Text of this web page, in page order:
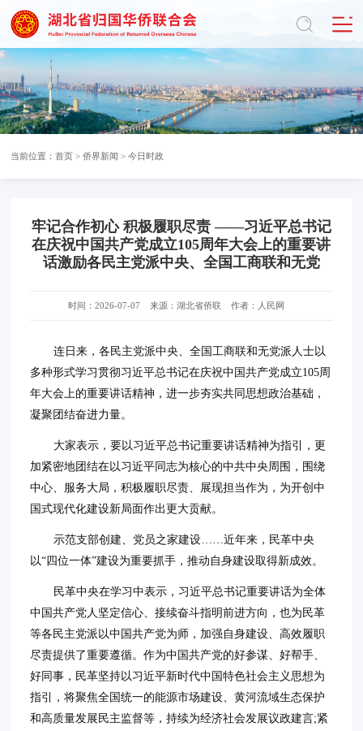
当前位置：首页 >侨界新闻 >今日时政
牢记合作初心 积极履职尽责 ——习近平总书记
在庆祝中国共产党成立105周年大会上的重要讲
话激励各民主党派中央、全国工商联和无党
时间：2026-07-07 来源：湖北省侨联 作者：人民网
连日来，各民主党派中央、全国工商联和无党派人士以
多种形式学习贯彻习近平总书记在庆祝中国共产党成立105周
年大会上的重要讲话精神，进一步夯实共同思想政治基础，
凝聚团结奋进力量。
大家表示，要以习近平总书记重要讲话精神为指引，更
加紧密地团结在以习近平同志为核心的中共中央周围，围绕
中心、服务大局，积极履职尽责、展现担当作为，为开创中
国式现代化建设新局面作出更大贡献。
示范支部创建、党员之家建设……近年来，民革中央
以“四位一体”建设为重要抓手，推动自身建设取得新成效。
民革中央在学习中表示，习近平总书记重要讲话为全体
中国共产党人坚定信心、接续奋斗指明前进方向，也为民革
等各民主党派以中国共产党为师，加强自身建设、高效履职
尽责提供了重要遵循。作为中国共产党的好参谋、好帮手、
好同事，民革坚持以习近平新时代中国特色社会主义思想为
指引，将聚焦全国统一的能源市场建设、黄河流域生态保护
和高质量发展民主监督等，持续为经济社会发展议政建言;紧